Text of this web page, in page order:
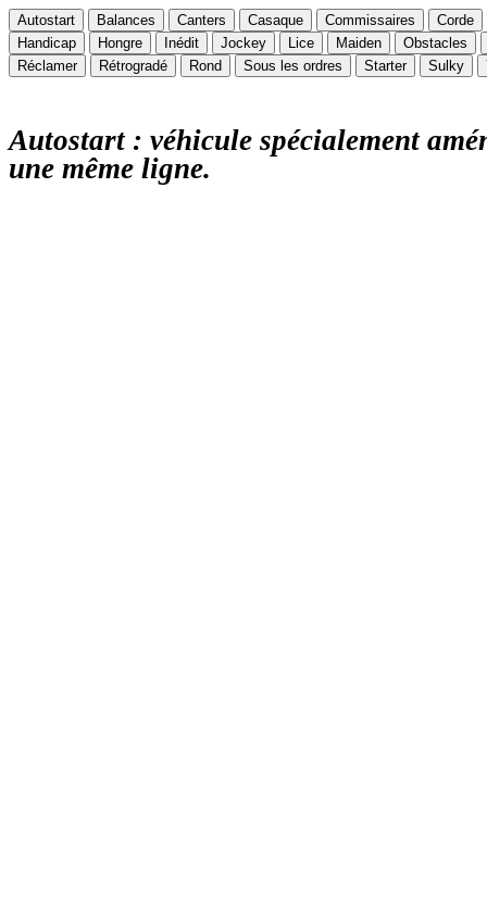
Autostart Balances Canters Casaque Commissaires
Corde
Handicap
Hongre Inédit Jockey Lice Maiden
Obstacles
Réclamer
Rétrogradé Rond Sous les ordres Starter Sulky
Autostart : véhicule spécialement
une même ligne.